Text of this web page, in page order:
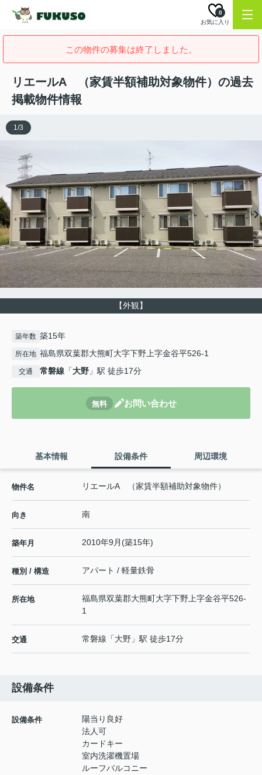
お気に入り
0
この物件の募集は終了しました。
リエールA （家賃半額補助対象物件）の過去
掲載物件情報
【外観】
1/3
築年数 築15年
所在地 福島県双葉郡大熊町大字下野上字金谷平526-1
交通 常磐線 「大野 」駅 徒歩17分
無料 お問い合わせ
基本情報 設備条件 周辺環境
物件名 リエールA （家賃半額補助対象物件）
向き 南
築年月 2010年9月(築15年)
種別 / 構造 アパート / 軽量鉄骨
所在地 福島県双葉郡大熊町大字下野上字金谷平526-
1
交通 常磐線 「大野 」駅 徒歩17分
設備条件
設備条件
陽当り良好
法人可
カードキー
室内洗濯機置場
ルーフバルコニー